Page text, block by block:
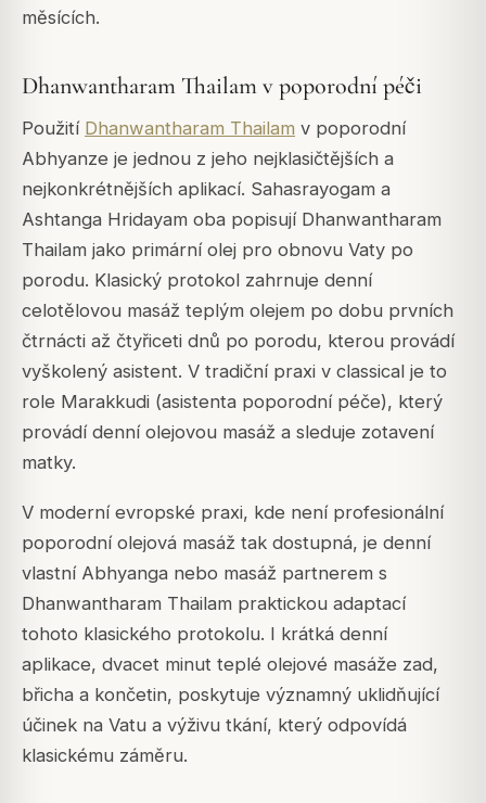
měsících.
Dhanwantharam Thailam v poporodní péči
Použití Dhanwantharam Thailam v poporodní
Abhyanze je jednou z jeho nejklasičtějších a
nejkonkrétnějších aplikací. Sahasrayogam a
Ashtanga Hridayam oba popisují Dhanwantharam
Thailam jako primární olej pro obnovu Vaty po
porodu. Klasický protokol zahrnuje denní
celotělovou masáž teplým olejem po dobu prvních
čtrnácti až čtyřiceti dnů po porodu, kterou provádí
vyškolený asistent. V tradiční praxi v classical je to
role Marakkudi (asistenta poporodní péče), který
provádí denní olejovou masáž a sleduje zotavení
matky.
V moderní evropské praxi, kde není profesionální
poporodní olejová masáž tak dostupná, je denní
vlastní Abhyanga nebo masáž partnerem s
Dhanwantharam Thailam praktickou adaptací
tohoto klasického protokolu. I krátká denní
aplikace, dvacet minut teplé olejové masáže zad,
břicha a končetin, poskytuje významný uklidňující
účinek na Vatu a výživu tkání, který odpovídá
klasickému záměru.